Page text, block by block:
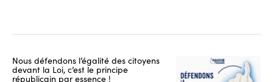
Nous défendons l’égalité des citoyens
devant la Loi, c’est le principe
républicain par essence !